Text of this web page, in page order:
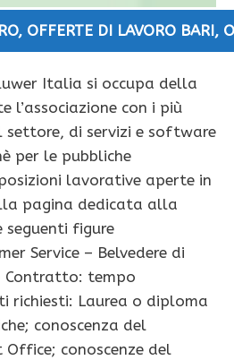
, OFFERTE DI LAVORO BARI,
Italia si occupa della
l’associazione con i più
di servizi e software
per le pubbliche
lavorative aperte in
pagina dedicata alla
seguenti figure
Service – Belvedere di
Contratto: tempo
richiesti: Laurea o diploma
conoscenza del
conoscenze del